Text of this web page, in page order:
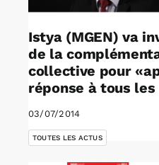
Istya (MGEN) va
de la
collective pour
réponse à tous les
03/07/2014
TOUTES LES ACTUS